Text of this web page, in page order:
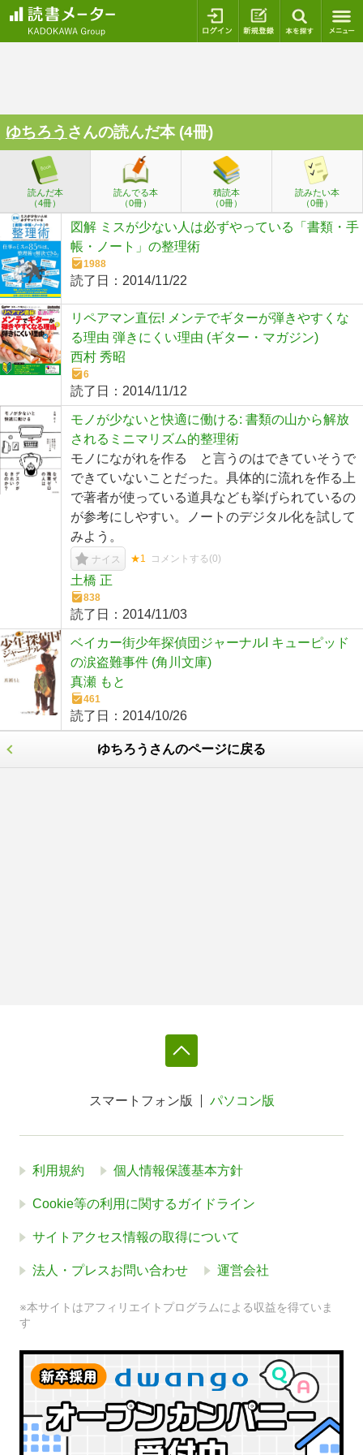
ログイン 新規登録
ゆちろう さんの読んだ本 (4冊)
読んだ本
（4冊）
読んでる本
（0冊）
積読本
（0冊）
読みたい本
（0冊）
図解 ミスが少ない人は必ずやっている「書類・手
帳・ノート」の整理術
1988
読了日： 2014/11/22
リペアマン直伝! メンテでギターが弾きやすくな
る理由 弾きにくい理由 (ギター・マガジン)
西村 秀昭
6
読了日： 2014/11/12
モノが少ないと快適に働ける: 書類の山から解放
されるミニマリズム的整理術
モノにながれを作る と言うのはできていそうで
できていないことだった。具体的に流れを作る上
で著者が使っている道具なども挙げられているの
が参考にしやすい。ノートのデジタル化を試して
みよう。
ナイス ★1 コメントする(0)
土橋 正
838
読了日： 2014/11/03
ベイカー街少年探偵団ジャーナルI キューピッド
の涙盗難事件 (角川文庫)
真瀬 もと
461
読了日： 2014/10/26
ゆちろうさんのページに戻る
スマートフォン版 パソコン版
利用規約 個人情報保護基本方針
Cookie等の利用に関するガイドライン
サイトアクセス情報の取得について
法人・プレスお問い合わせ 運営会社
※本サイトはアフィリエイトプログラムによる収益を得ていま
す